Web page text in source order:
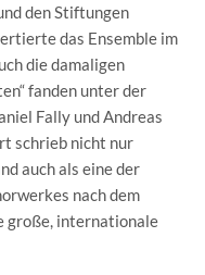
den Stiftungen
das Ensemble im
die damaligen
fanden unter der
Fally und Andreas
schrieb nicht nur
auch als eine der
nach dem
große, internationale